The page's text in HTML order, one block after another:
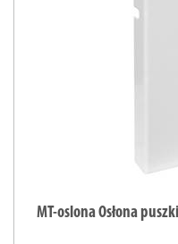
MT-oslona Osłona